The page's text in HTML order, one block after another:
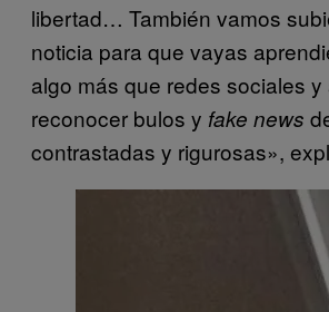
libertad… También vamos
noticia para que vayas
algo más que redes sociales
reconocer bulos y fake news
contrastadas y rigurosas»,